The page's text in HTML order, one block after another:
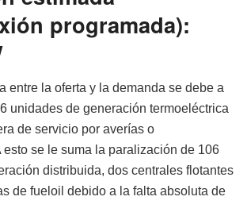
programada):
entre la oferta y la demanda se debe a
unidades de generación termoeléctrica
de servicio por averías o
esto se le suma la paralización de 106
distribuida, dos centrales flotantes
de fueloil debido a la falta absoluta de